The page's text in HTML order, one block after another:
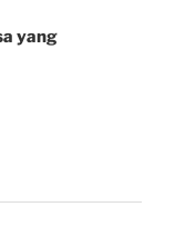
yang